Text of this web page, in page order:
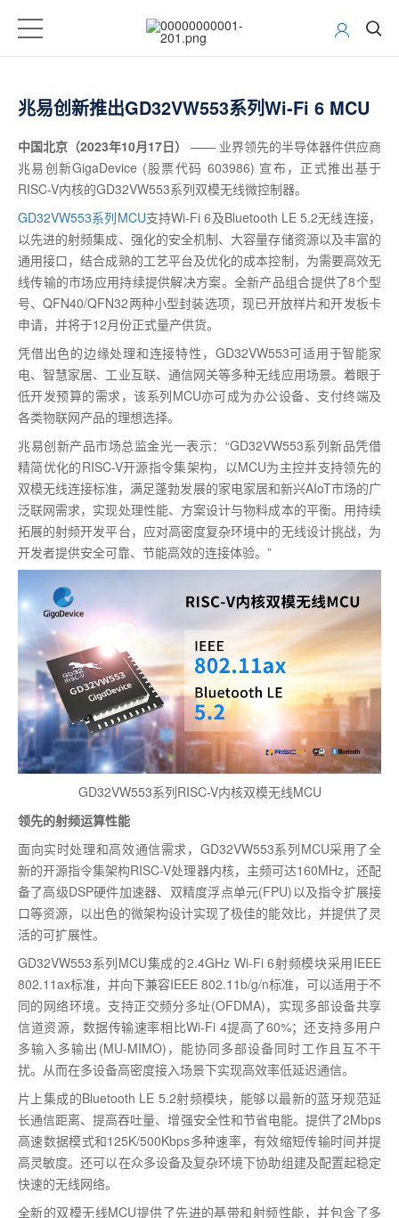
兆易创新推出GD32VW553系列Wi-Fi 6 MCU
中国北京（2023年10月17日）
—— 业界领先的半导体器件供应商
兆易创新GigaDevice (股票代码 603986) 宣布，正式推出基于
RISC-V内核的GD32VW553系列双模无线微控制器。
GD32VW553系列MCU支持Wi-Fi 6及Bluetooth LE 5.2无线连接，
以先进的射频集成、强化的安全机制、大容量存储资源以及丰富的
通用接口，结合成熟的工艺平台及优化的成本控制，为需要高效无
线传输的市场应用持续提供解决方案。全新产品组合提供了8个型
号、QFN40/QFN32两种小型封装选项，现已开放样片和开发板卡
申请，并将于12月份正式量产供货。
凭借出色的边缘处理和连接特性，GD32VW553可适用于智能家
电、智慧家居、工业互联、通信网关等多种无线应用场景。着眼于
低开发预算的需求，该系列MCU亦可成为办公设备、支付终端及
各类物联网产品的理想选择。
兆易创新产品市场总监金光一表示：“GD32VW553系列新品凭借
精简优化的RISC-V开源指令集架构，以MCU为主控并支持领先的
双模无线连接标准，满足蓬勃发展的家电家居和新兴AIoT市场的广
泛联网需求，实现处理性能、方案设计与物料成本的平衡。用持续
拓展的射频开发平台，应对高密度复杂环境中的无线设计挑战，为
开发者提供安全可靠、节能高效的连接体验。”
GD32VW553系列RISC-V内核双模无线MCU
领先的射频运算性能
面向实时处理和高效通信需求，GD32VW553系列MCU采用了全
新的开源指令集架构RISC-V处理器内核，主频可达160MHz，还配
备了高级DSP硬件加速器、双精度浮点单元(FPU)以及指令扩展接
口等资源，以出色的微架构设计实现了极佳的能效比，并提供了灵
活的可扩展性。
GD32VW553系列MCU集成的2.4GHz Wi-Fi 6射频模块采用IEEE
802.11ax标准，并向下兼容IEEE 802.11b/g/n标准，可以适用于不
同的网络环境。支持正交频分多址(OFDMA)，实现多部设备共享
信道资源，数据传输速率相比Wi-Fi 4提高了60%；还支持多用户
多输入多输出(MU-MIMO)，能协同多部设备同时工作且互不干
扰。从而在多设备高密度接入场景下实现高效率低延迟通信。
片上集成的Bluetooth LE 5.2射频模块，能够以最新的蓝牙规范延
长通信距离、提高吞吐量、增强安全性和节省电能。提供了2Mbps
高速数据模式和125K/500Kbps多种速率，有效缩短传输时间并提
高灵敏度。还可以在众多设备及复杂环境下协助组建及配置起稳定
快速的无线网络。
全新的双模无线MCU提供了先进的基带和射频性能，并包含了多